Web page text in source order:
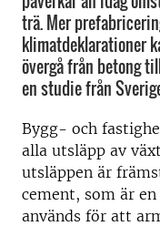
trä. Mer
klimatdeklarationer
övergå från betong
en studie från
Bygg- och
alla utsläpp av
utsläppen är
cement, som är
används för att